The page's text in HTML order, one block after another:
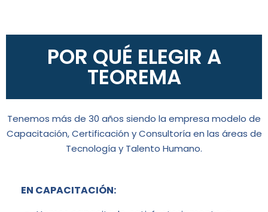
POR QUÉ ELEGIR A
TEOREMA
Tenemos más de 30 años siendo la empresa modelo de
Capacitación, Certificación y Consultoría en las áreas de
Tecnología y Talento Humano.
EN CAPACITACIÓN: